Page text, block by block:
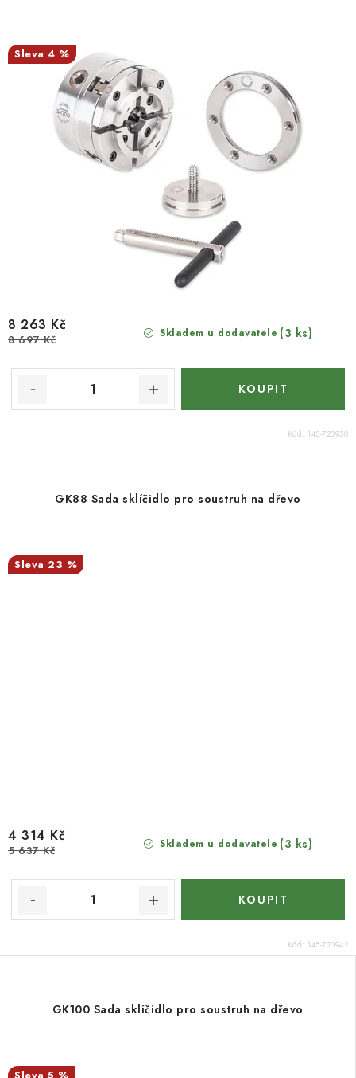
4 %
Skladem u dodavatele (3 ks)
8 263 Kč
8 697 Kč
Kód: 145-720950
GK88 Sada sklíčidlo pro soustruh na dřevo
23 %
Skladem u dodavatele (3 ks)
4 314 Kč
5 637 Kč
Kód: 145-720942
GK100 Sada sklíčidlo pro soustruh na dřevo